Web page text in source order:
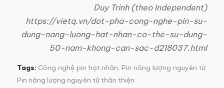
Duy Trinh (theo Independent)
https://vietq.vn/dot-pha-cong-nghe-pin-su-
dung-nang-luong-hat-nhan-co-the-su-dung-
50-nam-khong-can-sac-d218037.html
Tags: Công nghệ pin hạt nhân,Pin năng lượng nguyên tử,
Pin năng lượng nguyên tử thân thiện